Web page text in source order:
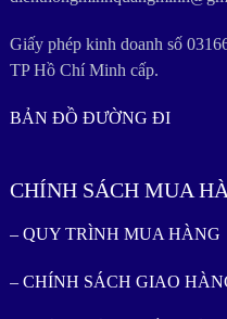
Giấy phép kinh doanh số
TP Hồ Chí Minh cấp.
BẢN ĐỒ ĐƯỜNG ĐI
CHÍNH SÁCH MUA
– QUY TRÌNH MUA HÀNG
– CHÍNH SÁCH GIAO